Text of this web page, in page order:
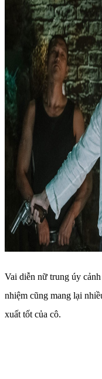
Vai diễn nữ trung úy
nhiệm cũng mang lại
xuất tốt của cô.